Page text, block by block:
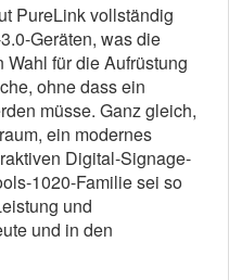
PureLink vollständig
Geräten, was die
für die Aufrüstung
ohne dass ein
müsse. Ganz gleich,
ein modernes
Digital-Signage-
1020-Familie sei so
und
und in den